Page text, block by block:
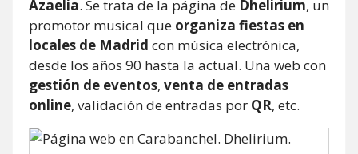
Azaelia. Se trata de la página de Dhelirium, un
promotor musical que organiza fiestas en
locales de Madrid con música electrónica,
desde los años 90 hasta la actual. Una web con
gestión de eventos, venta de entradas
online, validación de entradas por QR, etc.